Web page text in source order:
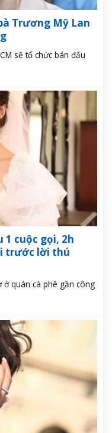
Trương Mỹ Lan
sẽ tổ chức bán đấu
cuộc gọi, 2h
trước lời thú
quán cà phê gần công